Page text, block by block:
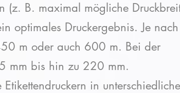
(z. B. maximal mögliche
optimales Druckergebnis. Je nach
m oder auch 600 m. Bei der
mm bis hin zu 220 mm.
in